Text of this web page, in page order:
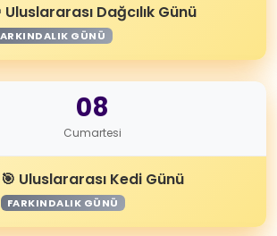
Uluslararası Dağcılık Günü
GÜNÜ
08
Cumartesi
Uluslararası Kedi Günü
FARKINDALIK GÜNÜ